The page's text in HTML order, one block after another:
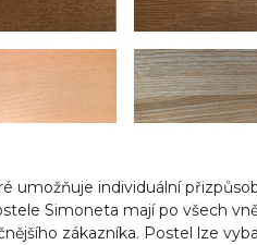
individuální
Simoneta mají po všech
zákazníka. Postel lze